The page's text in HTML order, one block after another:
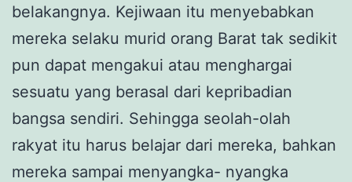
belakangnya. Kejiwaan itu menyebabkan
mereka selaku murid orang Barat tak sedikit
pun dapat mengakui atau menghargai
sesuatu yang berasal dari kepribadian
bangsa sendiri. Sehingga seolah-olah
rakyat itu harus belajar dari mereka, bahkan
mereka sampai menyangka- nyangka